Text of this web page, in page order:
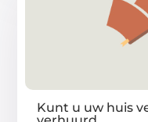
Kunt u uw huis